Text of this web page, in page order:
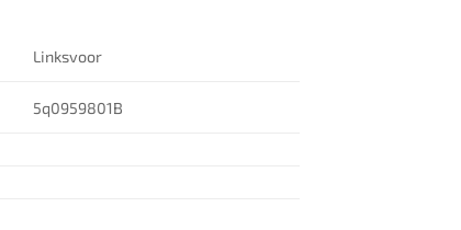
Linksvoor
5q0959801B